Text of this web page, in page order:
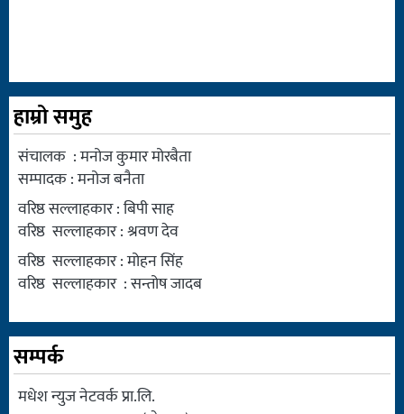
हाम्रो समुह
संचालक : मनोज कुमार मोरबैता
सम्पादक : मनोज बनैता
वरिष्ठ सल्लाहकार : बिपी साह
वरिष्ठ सल्लाहकार : श्रवण देव
वरिष्ठ सल्लाहकार : मोहन सिंह
वरिष्ठ सल्लाहकार : सन्तोष जादब
सम्पर्क
मधेश न्युज नेटवर्क प्रा.लि.